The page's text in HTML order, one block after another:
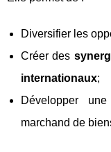
Diversifier les
Créer des
internationaux;
Développer
marchand de